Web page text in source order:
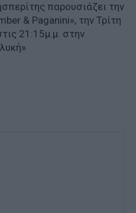
παρουσιάζει την
& Paganini», την Τρίτη
21:15μ.μ. στην